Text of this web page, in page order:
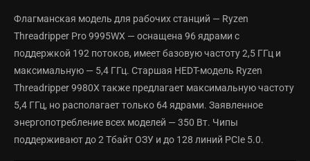
Флагманская модель для рабочих станций — Ryzen
Threadripper Pro 9995WX — оснащена 96 ядрами с
поддержкой 192 потоков, имеет базовую частоту 2,5 ГГц и
максимальную — 5,4 ГГц. Старшая HEDT-модель Ryzen
Threadripper 9980X также предлагает максимальную частоту
5,4 ГГц, но располагает только 64 ядрами. Заявленное
энергопотребление всех моделей — 350 Вт. Чипы
поддерживают до 2 Тбайт ОЗУ и до 128 линий PCIe 5.0.